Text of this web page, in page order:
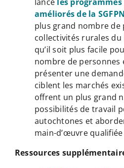
améliorés de la
plus grand nombre de
collectivités rurales
qu’il soit plus facile
nombre de personnes
présenter une
ciblent les marchés
offrent un plus grand
possibilités de travail
autochtones et
main-d’œuvre
Ressources